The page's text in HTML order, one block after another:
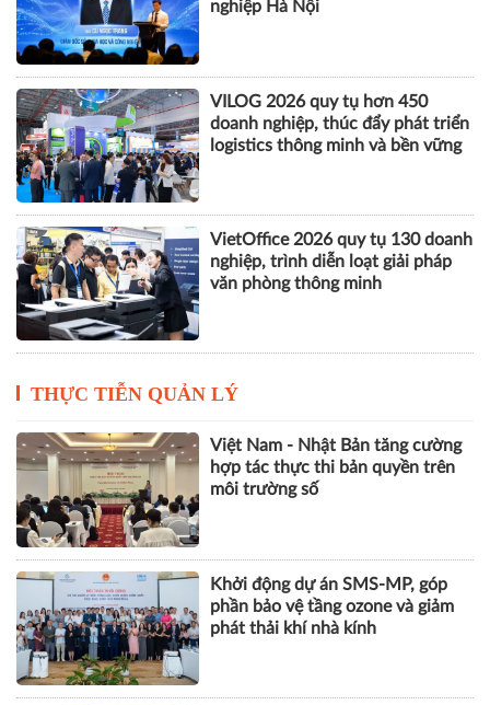
hành thực tế
AI và thương mại điện tử mở động
lực tăng trưởng mới cho doanh
nghiệp Hà Nội
VILOG 2026 quy tụ hơn 450
doanh nghiệp, thúc đẩy phát triển
logistics thông minh và bền vững
VietOffice 2026 quy tụ 130 doanh
THỰC TIỄN QUẢN LÝ
Việt Nam - Nhật Bản tăng cường
hợp tác thực thi bản quyền trên
môi trường số